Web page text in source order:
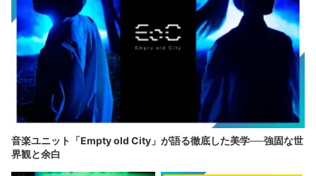
音楽ユニット「Empty old City」が語る徹底した美学──強固な世
界観と余白